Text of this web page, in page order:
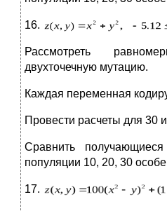
16.
Рассмотреть
двухточечную мутацию.
Каждая переменная
Провести расчеты для 30
Сравнить
популяции 10, 20, 30
17.